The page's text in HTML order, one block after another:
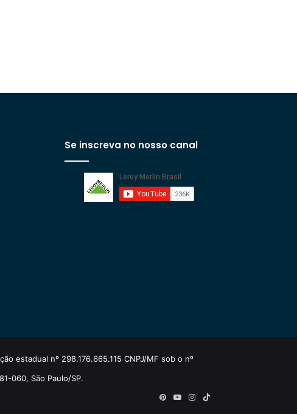
Se inscreva no nosso canal
estadual nº 298.176.665.115 CNPJ/MF sob o nº
060, São Paulo/SP.
PinterestYouTubeInstagram
TikTok